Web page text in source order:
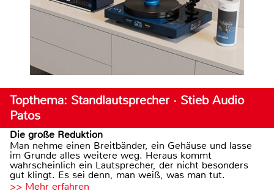
Topthema: Standlautsprecher · Stieb Audio
Patos
Die große Reduktion
Man nehme einen Breitbänder, ein Gehäuse und lasse
im Grunde alles weitere weg. Heraus kommt
wahrscheinlich ein Lautsprecher, der nicht besonders
gut klingt. Es sei denn, man weiß, was man tut.
>> Mehr erfahren